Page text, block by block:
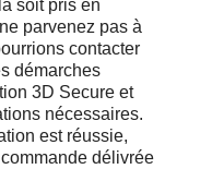
soit pris en
parvenez pas à
contacter
démarches
3D Secure et
nécessaires.
est réussie,
délivrée